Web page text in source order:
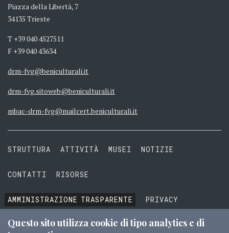
Piazza della Libertà, 7
34135 Trieste
T +39 040 4527511
F +39 040 43634
drm-fvg@beniculturali.it
drm-fvg.sitoweb@beniculturali.it
mbac-drm-fvg@mailcert.beniculturali.it
STRUTTURA ATTIVITÀ MUSEI NOTIZIE
CONTATTI RISORSE
AMMINISTRAZIONE TRASPARENTE
PRIVACY
COOKIE
TERMINI E CONDIZIONI
Questo sito utilizza cookie di tipo analytics e di